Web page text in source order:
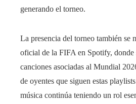
generando el torneo.
La presencia del torneo también se
oficial de la FIFA en Spotify, donde
canciones asociadas al Mundial
de oyentes que siguen estas
música continúa teniendo un rol